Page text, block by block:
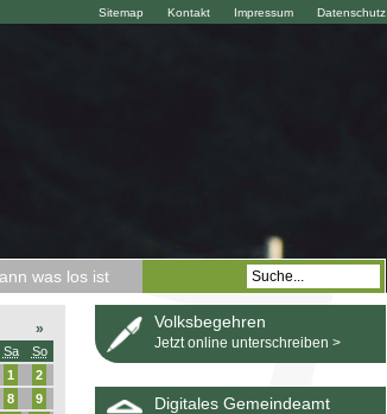
Datenschutz
Impressum
Kontakt
Sitemap
was los ist
»
Sa
So
1
2
8
9
Volksbegehren
Jetzt online unterschreiben >
Digitales Gemeindeamt